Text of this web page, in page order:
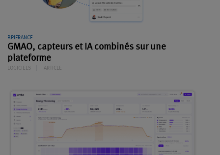
BPIFRANCE
GMAO, capteurs et IA combinés sur une
plateforme
LOGICIELS ARTICLE